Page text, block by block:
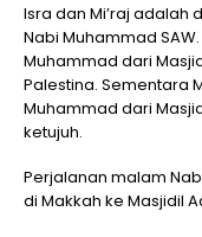
Isra dan Mi’raj
Nabi Muhammad
Muhammad dari
Palestina. Sementara
Muhammad dari
ketujuh.
Perjalanan malam
di Makkah ke Masjidil